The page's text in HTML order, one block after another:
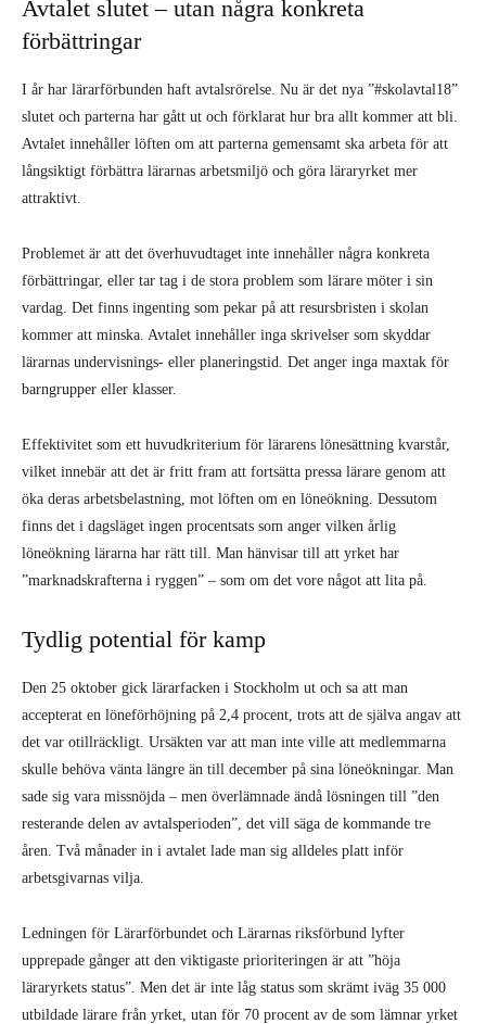
Avtalet slutet – utan några konkreta
förbättringar
I år har lärarförbunden haft avtalsrörelse. Nu är det nya ”#skolavtal18”
slutet och parterna har gått ut och förklarat hur bra allt kommer att bli.
Avtalet innehåller löften om att parterna gemensamt ska arbeta för att
långsiktigt förbättra lärarnas arbetsmiljö och göra läraryrket mer
attraktivt.
Problemet är att det överhuvudtaget inte innehåller några konkreta
förbättringar, eller tar tag i de stora problem som lärare möter i sin
vardag. Det finns ingenting som pekar på att resursbristen i skolan
kommer att minska. Avtalet innehåller inga skrivelser som skyddar
lärarnas undervisnings- eller planeringstid. Det anger inga maxtak för
barngrupper eller klasser.
Effektivitet som ett huvudkriterium för lärarens lönesättning kvarstår,
vilket innebär att det är fritt fram att fortsätta pressa lärare genom att
öka deras arbetsbelastning, mot löften om en löneökning. Dessutom
finns det i dagsläget ingen procentsats som anger vilken årlig
löneökning lärarna har rätt till. Man hänvisar till att yrket har
”marknadskrafterna i ryggen” – som om det vore något att lita på.
Tydlig potential för kamp
Den 25 oktober gick lärarfacken i Stockholm ut och sa att man
accepterat en löneförhöjning på 2,4 procent, trots att de själva angav att
det var otillräckligt. Ursäkten var att man inte ville att medlemmarna
skulle behöva vänta längre än till december på sina löneökningar. Man
sade sig vara missnöjda – men överlämnade ändå lösningen till ”den
resterande delen av avtalsperioden”, det vill säga de kommande tre
åren. Två månader in i avtalet lade man sig alldeles platt inför
arbetsgivarnas vilja.
Ledningen för Lärarförbundet och Lärarnas riksförbund lyfter
upprepade gånger att den viktigaste prioriteringen är att ”höja
läraryrkets status”. Men det är inte låg status som skrämt iväg 35 000
utbildade lärare från yrket, utan för 70 procent av de som lämnar yrket